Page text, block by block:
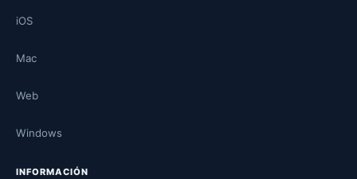
iOS
Mac
Web
Windows
INFORMACIÓN